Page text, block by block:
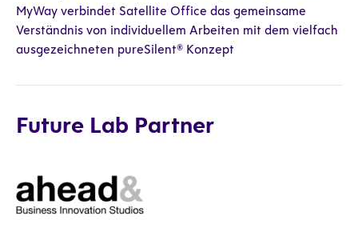
MyWay verbindet Satellite Office das gemeinsame
Verständnis von individuellem Arbeiten mit dem vielfach
ausgezeichneten pureSilent® Konzept
Future Lab Partner